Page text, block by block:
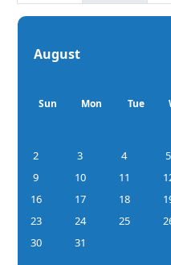
August
Sun Mon Tue
2
3 4 5
9
10 11
16
17 18
23
24 25
30
31